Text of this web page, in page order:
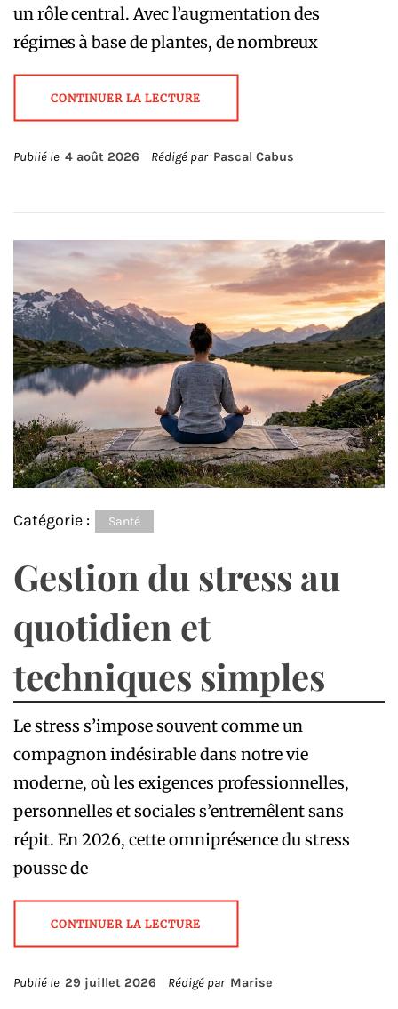
un rôle central. Avec l’augmentation des
régimes à base de plantes, de nombreux
CONTINUER LA LECTURE
Publié le 4 août 2026 Rédigé par Pascal Cabus
Catégorie : Santé
Gestion du stress au
quotidien et
techniques simples
Le stress s’impose souvent comme un
compagnon indésirable dans notre vie
moderne, où les exigences professionnelles,
personnelles et sociales s’entremêlent sans
répit. En 2026, cette omniprésence du stress
pousse de
CONTINUER LA LECTURE
Publié le 29 juillet 2026 Rédigé par Marise